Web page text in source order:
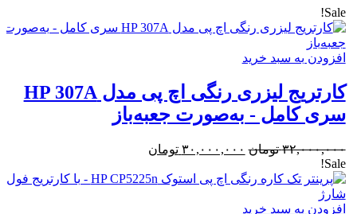
Sale!
افزودن به سبد خرید
کارتریج لیزری رنگی اچ پی مدل HP 307A
سری کامل - به‌صورت جعبه‌باز
۳۲,۰۰۰,۰۰۰ تومان قیمت
۳۲,۰۰۰,۰۰۰ تومان
۳۰,۰۰۰,۰۰۰ تومان
۳۰,۰۰۰,۰۰۰ تومان.
Sale!
افزودن به سبد خرید